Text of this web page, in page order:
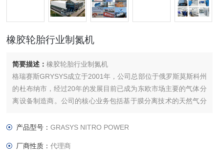
橡胶轮胎行业制氮机
简要描述：橡胶轮胎行业制氮机
格瑞赛斯GRYSYS成立于2001年，公司总部位于俄罗斯莫斯科州
的杜布纳市，经过20年的发展目前已成为东欧市场主要的气体分
离设备制造商。公司的核心业务包括基于膜分离技术的天然气分
机等。
产品型号：GRASYS NITRO POWER
厂商性质：代理商